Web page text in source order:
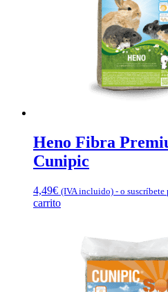
Heno Fibra
Cunipic
4,49€ (IVA incluido) - o suscríbete
carrito